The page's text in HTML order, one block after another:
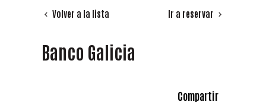
Volver a la lista Ir a reservar
Banco Galicia
Compartir